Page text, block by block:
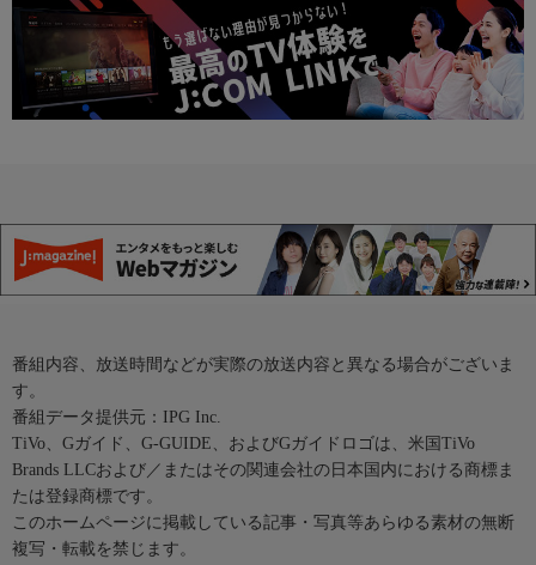
番組内容、放送時間などが実際の放送内容と異なる場合がございま
す。
番組データ提供元：IPG Inc.
TiVo、Gガイド、G-GUIDE、およびGガイドロゴは、米国TiVo
Brands LLCおよび／またはその関連会社の日本国内における商標ま
たは登録商標です。
このホームページに掲載している記事・写真等あらゆる素材の無断
複写・転載を禁じます。